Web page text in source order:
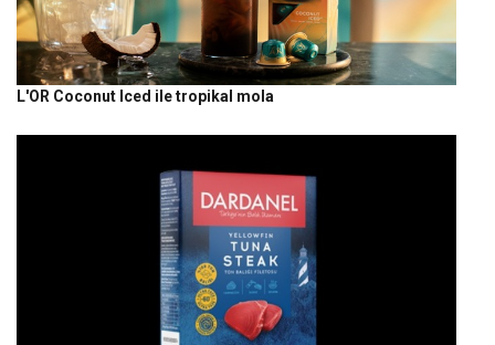
L'OR Coconut Iced ile tropikal mola